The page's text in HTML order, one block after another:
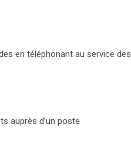
en téléphonant au service des
auprès d’un poste